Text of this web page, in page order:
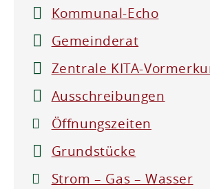
Kommunal-Echo
Gemeinderat
Zentrale KITA-
Ausschreibungen
Öffnungszeiten
Grundstücke
Strom – Gas – Wasser